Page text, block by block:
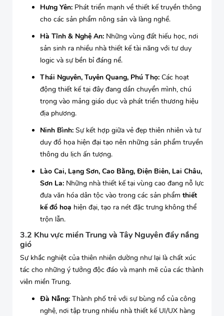
Hưng Yên: Phát triển mạnh về thiết kế truyền thông
cho các sản phẩm nông sản và làng nghề.
Hà Tĩnh & Nghệ An: Những vùng đất hiếu học, nơi
sản sinh ra nhiều nhà thiết kế tài năng với tư duy
logic và sự bền bỉ đáng nể.
Thái Nguyên, Tuyên Quang, Phú Thọ: Các hoạt
động thiết kế tại đây đang dần chuyển mình, chú
trọng vào mảng giáo dục và phát triển thương hiệu
địa phương.
Ninh Bình: Sự kết hợp giữa vẻ đẹp thiên nhiên và tư
duy đồ họa hiện đại tạo nên những sản phẩm truyền
thông du lịch ấn tượng.
Lào Cai, Lạng Sơn, Cao Bằng, Điện Biên, Lai Châu,
Sơn La: Những nhà thiết kế tại vùng cao đang nỗ lực
đưa văn hóa dân tộc vào trong các sản phẩm thiết
kế đồ hoạ hiện đại, tạo ra nét đặc trưng không thể
trộn lẫn.
3.2 Khu vực miền Trung và Tây Nguyên đầy nắng
gió
Sự khắc nghiệt của thiên nhiên dường như lại là chất xúc
tác cho những ý tưởng độc đáo và mạnh mẽ của các thành
viên miền Trung.
Đà Nẵng: Thành phố trẻ với sự bùng nổ của công
nghệ, nơi tập trung nhiều nhà thiết kế UI/UX hàng